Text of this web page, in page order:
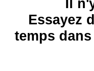
Il
Essayez
temps